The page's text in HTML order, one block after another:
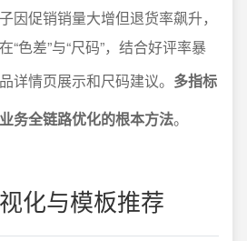
因促销销量大增但退货率飙升，
“色差”与“尺码”，结合好评率暴
详情页展示和尺码建议。 多指标
务全链路优化的根本方法。
化与模板推荐